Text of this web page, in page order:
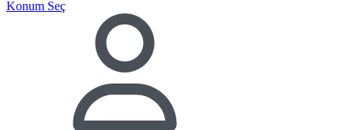
Konum Seç